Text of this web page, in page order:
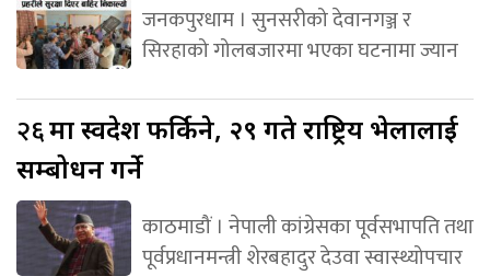
जनकपुरधाम । सुनसरीको देवानगञ्ज र
सिरहाको गोलबजारमा भएका घटनामा ज्यान
२६मा स्वदेश फर्किने, २९ गते राष्ट्रिय भेलालाई
सम्बोधन गर्ने
काठमाडौं । नेपाली कांग्रेसका पूर्वसभापति तथा
पूर्वप्रधानमन्त्री शेरबहादुर देउवा स्वास्थ्योपचार